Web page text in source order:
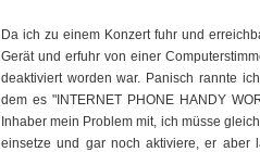
Da ich zu einem Konzert fuhr und
Gerät und erfuhr von einer
deaktiviert worden war. Panisch rannte
dem es "INTERNET PHONE HANDY
Inhaber mein Problem mit, ich müsse
einsetze und gar noch aktiviere, er aber